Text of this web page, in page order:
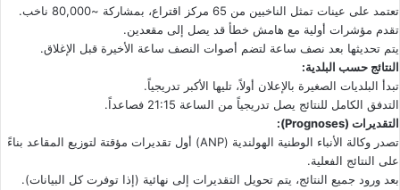
تعتمد على عينات تمثل الناخبين من 65 مركز اقتراع، بمشاركة ~80,000 ناخب.
تقدم مؤشرات أولية مع هامش خطأ قد يصل إلى مقعدين.
يتم تحديثها بعد نصف ساعة لتضم أصوات النصف ساعة الأخيرة قبل الإغلاق.
النتائج حسب البلدية:
تبدأ البلديات الصغيرة بالإعلان أولاً، تليها الأكبر تدريجياً.
التدفق الكامل للنتائج يصل تدريجياً من الساعة 21:15 فصاعداً.
التقديرات (Prognoses):
تصدر وكالة الأنباء الوطنية الهولندية (ANP) أول تقديرات مؤقتة لتوزيع المقاعد بناءً
على النتائج الفعلية.
بعد ورود جميع النتائج، يتم تحويل التقديرات إلى نهائية (إذا توفرت كل البيانات).